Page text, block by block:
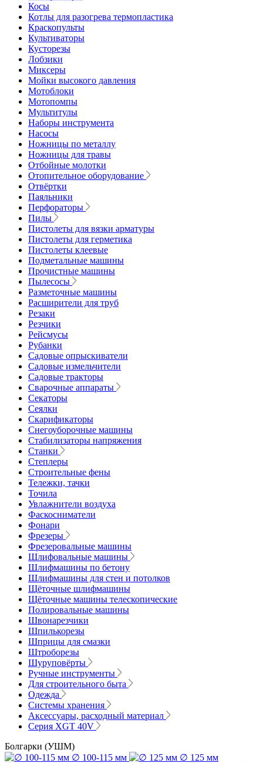
Косы
Котлы для разогрева термопластика
Краскопульты
Культиваторы
Кусторезы
Лобзики
Миксеры
Мойки высокого давления
Мотоблоки
Мотопомпы
Мультитулы
Наборы инструмента
Насосы
Ножницы по металлу
Ножницы для травы
Отбойные молотки
Отопительное оборудование
Отвёртки
Паяльники
Перфораторы
Пилы
Пистолеты для вязки арматуры
Пистолеты для герметика
Пистолеты клеевые
Подметальные машины
Прочистные машины
Пылесосы
Разметочные машины
Расширители для труб
Резаки
Резчики
Рейсмусы
Рубанки
Садовые опрыскиватели
Садовые измельчители
Садовые тракторы
Сварочные аппараты
Секаторы
Сеялки
Скарификаторы
Снегоуборочные машины
Стабилизаторы напряжения
Станки
Степлеры
Строительные фены
Тележки, тачки
Точила
Увлажнители воздуха
Фаскосниматели
Фонари
Фрезеры
Фрезеровальные машины
Шлифовальные машины
Шлифмашины по бетону
Шлифмашины для стен и потолков
Щёточные шлифмашины
Щёточные машины телескопические
Полировальные машины
Швонарезчики
Шпилькорезы
Шприцы для смазки
Штроборезы
Шуруповёрты
Ручные инструменты
Для строительного быта
Одежда
Системы хранения
Аксессуары, расходный материал
Серия XGT 40V
Болгарки (УШМ)
∅ 100-115 мм
∅ 125 мм